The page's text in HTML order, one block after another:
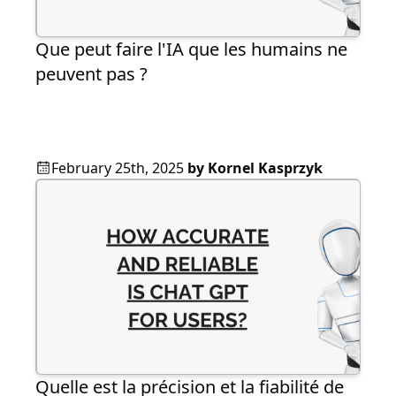
Que peut faire l'IA que les humains ne
peuvent pas ?
February 25th, 2025 by Kornel Kasprzyk
Quelle est la précision et la fiabilité de